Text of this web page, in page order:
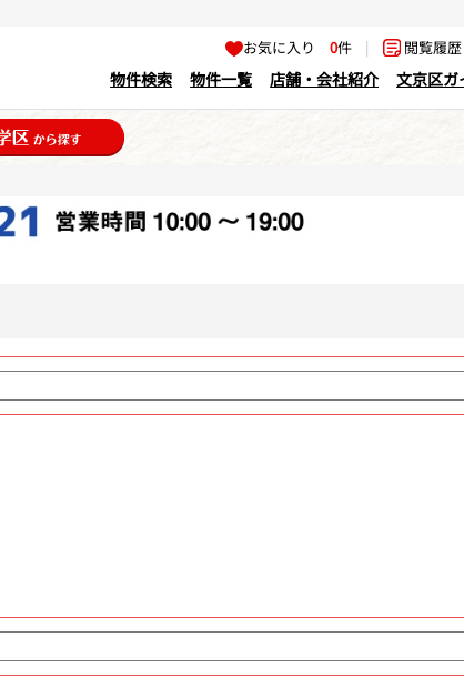
お気に入り0件 | 閲覧履
物件検索 物件一覧 店舗・会社紹介 文京区ガ